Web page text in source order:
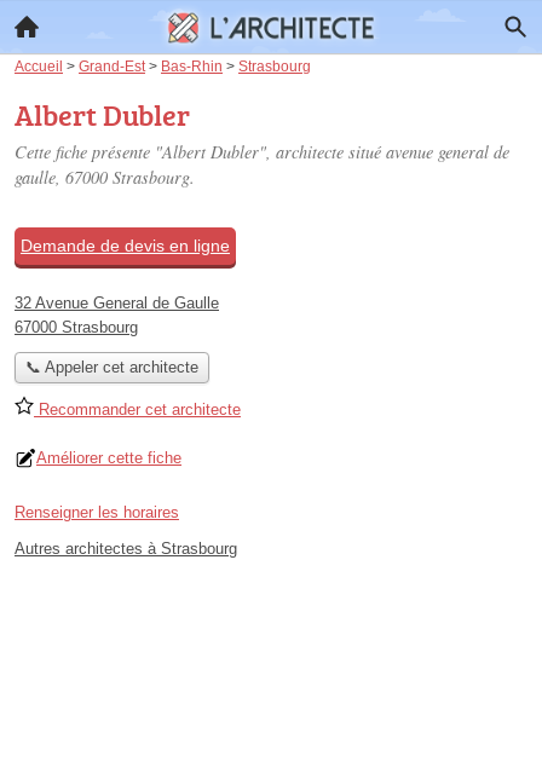
Accueil > Grand-Est > Bas-Rhin > Strasbourg
Albert Dubler
Cette fiche présente "Albert Dubler", architecte situé avenue general de
gaulle, 67000 Strasbourg.
Demande de devis en ligne
32 Avenue General de Gaulle
67000 Strasbourg
📞 Appeler cet architecte
Recommander cet architecte
Améliorer cette fiche
Renseigner les horaires
Autres architectes à Strasbourg